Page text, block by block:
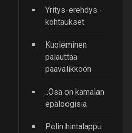
Yritys-erehdys -
kohtaukset
Kuoleminen
palauttaa
päävalikkoon
..Osa on kamalan
epäloogisia
Pelin hintalappu